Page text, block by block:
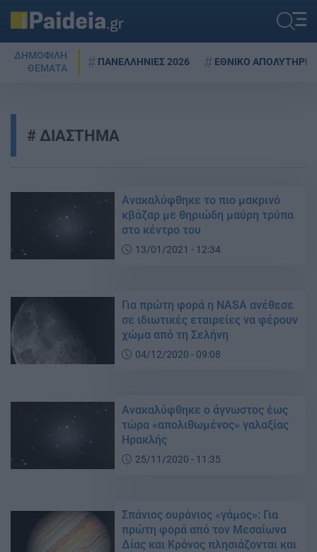
ΔΗΜΟΦΙΛΗ
ΘΕΜΑΤΑ
ΠΑΝΕΛΛΗΝΙΕΣ 2026 ΕΘΝΙΚΟ ΑΠΟΛΥΤΗΡΙΟ
ΔΙΑΣΤΗΜΑ
Ανακαλύφθηκε το πιο μακρινό
κβάζαρ με θηριώδη μαύρη τρύπα
στο κέντρο του
13/01/2021 - 12:34
Για πρώτη φορά η NASA ανέθεσε
σε ιδιωτικές εταιρείες να φέρουν
χώμα από τη Σελήνη
04/12/2020 - 09:08
Ανακαλύφθηκε ο άγνωστος έως
τώρα «απολιθωμένος» γαλαξίας
Ηρακλής
25/11/2020 - 11:35
Σπάνιος ουράνιος «γάμος»: Για
πρώτη φορά από τον Μεσαίωνα
Δίας και Κρόνος πλησιάζονται και